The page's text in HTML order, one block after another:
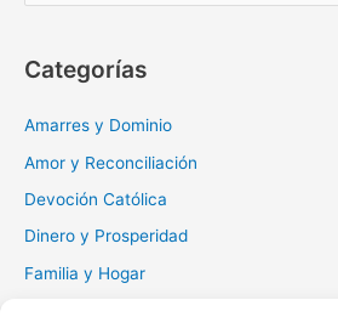
r
Categorías
Amarres y Dominio
Amor y Reconciliación
Devoción Católica
Dinero y Prosperidad
Familia y Hogar